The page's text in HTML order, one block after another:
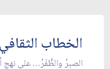
الخطاب الثقافي
الصبرُ والظَّفَرُ… على نهجِ